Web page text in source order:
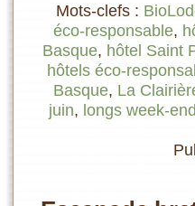
Mots-clefs :
éco-responsable,
Basque, hôtel Saint
hôtels éco-
Basque, La
juin, longs week-